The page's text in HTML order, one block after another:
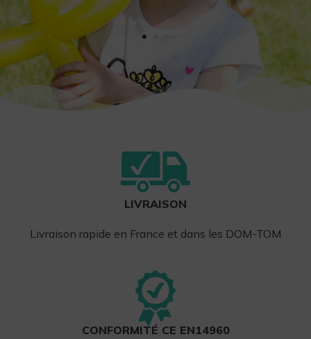
LIVRAISON
Livraison rapide en France et dans les DOM-TOM
CONFORMITÉ CE EN14960